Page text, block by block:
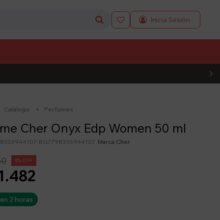

Catálogo Perfumes
Cher Onyx Edp Women 50 ml
BG7798336944107 Cher
5
2 horas